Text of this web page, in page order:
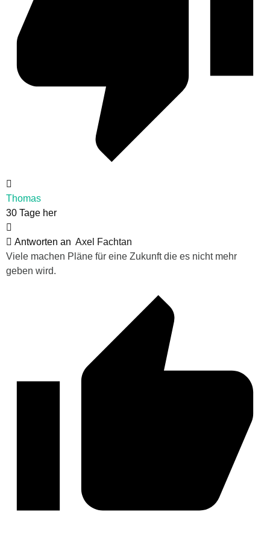
Thomas
30 Tage her
Antworten an Axel Fachtan
Viele machen Pläne für eine Zukunft die es nicht mehr
geben wird.